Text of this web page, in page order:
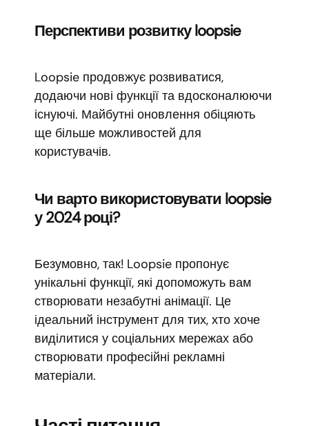
Перспективи розвитку loopsie
Loopsie продовжує розвиватися,
додаючи нові функції та вдосконалюючи
існуючі. Майбутні оновлення обіцяють
ще більше можливостей для
користувачів.
Чи варто використовувати loopsie
у 2024 році?
Безумовно, так! Loopsie пропонує
унікальні функції, які допоможуть вам
створювати незабутні анімації. Це
ідеальний інструмент для тих, хто хоче
виділитися у соціальних мережах або
створювати професійні рекламні
матеріали.